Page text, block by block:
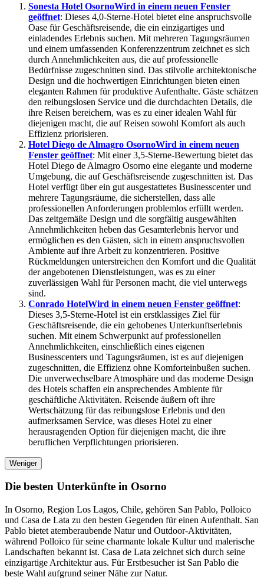
Sonesta Hotel OsornoWird in einem neuen Fenster
geöffnet: Dieses 4,0-Sterne-Hotel bietet eine anspruchsvolle
Oase für Geschäftsreisende, die ein einzigartiges und
einladendes Erlebnis suchen. Mit mehreren Tagungsräumen
und einem umfassenden Konferenzzentrum zeichnet es sich
durch Annehmlichkeiten aus, die auf professionelle
Bedürfnisse zugeschnitten sind. Das stilvolle architektonische
Design und die hochwertigen Einrichtungen bieten einen
eleganten Rahmen für produktive Aufenthalte. Gäste schätzen
den reibungslosen Service und die durchdachten Details, die
ihre Reisen bereichern, was es zu einer idealen Wahl für
diejenigen macht, die auf Reisen sowohl Komfort als auch
Effizienz priorisieren.
Hotel Diego de Almagro OsornoWird in einem neuen
Fenster geöffnet: Mit einer 3,5-Sterne-Bewertung bietet das
Hotel Diego de Almagro Osorno eine elegante und moderne
Umgebung, die auf Geschäftsreisende zugeschnitten ist. Das
Hotel verfügt über ein gut ausgestattetes Businesscenter und
mehrere Tagungsräume, die sicherstellen, dass alle
professionellen Anforderungen problemlos erfüllt werden.
Das zeitgemäße Design und die sorgfältig ausgewählten
Annehmlichkeiten heben das Gesamterlebnis hervor und
ermöglichen es den Gästen, sich in einem anspruchsvollen
Ambiente auf ihre Arbeit zu konzentrieren. Positive
Rückmeldungen unterstreichen den Komfort und die Qualität
der angebotenen Dienstleistungen, was es zu einer
zuverlässigen Wahl für Personen macht, die viel unterwegs
sind.
Conrado HotelWird in einem neuen Fenster geöffnet:
Dieses 3,5-Sterne-Hotel ist ein erstklassiges Ziel für
Geschäftsreisende, die ein gehobenes Unterkunftserlebnis
suchen. Mit einem Schwerpunkt auf professionellen
Annehmlichkeiten, einschließlich eines eigenen
Businesscenters und Tagungsräumen, ist es auf diejenigen
zugeschnitten, die Effizienz ohne Komforteinbußen suchen.
Die unverwechselbare Atmosphäre und das moderne Design
des Hotels schaffen ein ansprechendes Ambiente für
geschäftliche Aktivitäten. Reisende äußern oft ihre
Wertschätzung für das reibungslose Erlebnis und den
aufmerksamen Service, was dieses Hotel zu einer
herausragenden Option für diejenigen macht, die ihre
beruflichen Verpflichtungen priorisieren.
Weniger
Die besten Unterkünfte in Osorno
In Osorno, Region Los Lagos, Chile, gehören San Pablo, Polloico
und Casa de Lata zu den besten Gegenden für einen Aufenthalt. San
Pablo bietet atemberaubende Natur und Outdoor-Aktivitäten,
während Polloico für seine charmante lokale Kultur und malerische
Landschaften bekannt ist. Casa de Lata zeichnet sich durch seine
einzigartige Architektur aus. Für Erstbesucher ist San Pablo die
beste Wahl aufgrund seiner Nähe zur Natur.